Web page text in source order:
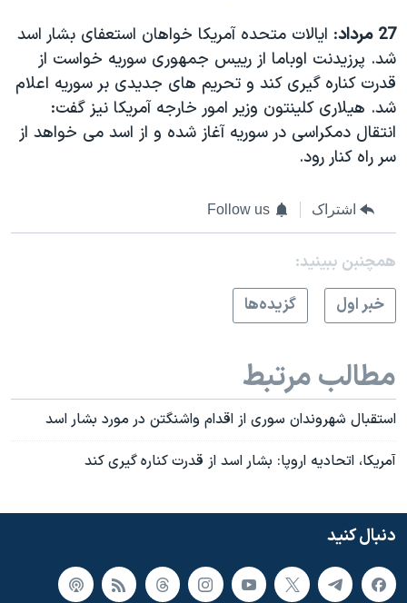
27 مرداد
: ایالات متحده آمریکا خواهان استعفای بشار اسد
شد. پرزیدنت اوباما از رییس جمهوری سوریه خواست از
قدرت کناره گیری کند و تحریم های جدیدی بر سوریه اعلام
شد. هیلاری کلینتون وزیر امور خارجه آمریکا نیز گفت:
انتقال دمکراسی در سوریه آغاز شده و از اسد می خواهد از
سر راه کنار رود.
اشتراک Follow us
همچنبن ببینید:
خبر اول
گزيده‌ها
مطالب مرتبط
استقبال شهروندان سوری از اقدام واشنگتن در مورد بشار اسد
آمریکا، اتحادیه اروپا: بشار اسد از قدرت کناره گیری کند
دنبال کنید